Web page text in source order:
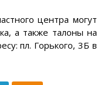
центра могут
а также талоны на
пл. Горького, 3Б в